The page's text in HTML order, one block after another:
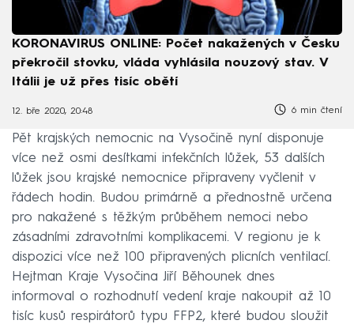
KORONAVIRUS ONLINE: Počet nakažených v Česku
překročil stovku, vláda vyhlásila nouzový stav. V
Itálii je už přes tisíc obětí
12. bře 2020, 20:48 6 min čtení
Pět krajských nemocnic na Vysočině nyní disponuje
více než osmi desítkami infekčních lůžek, 53 dalších
lůžek jsou krajské nemocnice připraveny vyčlenit v
řádech hodin. Budou primárně a přednostně určena
pro nakažené s těžkým průběhem nemoci nebo
zásadními zdravotními komplikacemi. V regionu je k
dispozici více než 100 připravených plicních ventilací.
Hejtman Kraje Vysočina Jiří Běhounek dnes
informoval o rozhodnutí vedení kraje nakoupit až 10
tisíc kusů respirátorů typu FFP2, které budou sloužit